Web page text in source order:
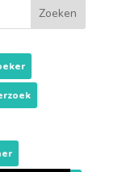
Zoeken